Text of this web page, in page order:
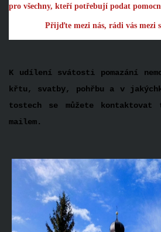
pro všechny, kteří potřebují podat
Přijďte mezi nás, rádi vás mezi
K udílení svátosti pomazání
křtu, svatby, pohřbu a v
tostech se můžete
mailem.